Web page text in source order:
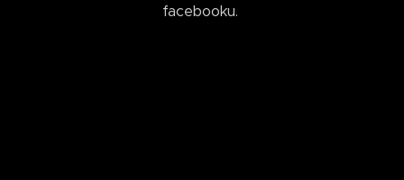
facebooku.